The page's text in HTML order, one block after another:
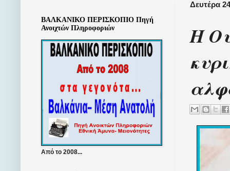
Δευτέρα
Η
ΒΑΛΚΑΝΙΚΟ ΠΕΡΙΣΚΟΠΙΟ Πηγή
Ανοιχτών Πληροφοριών
Από το 2008...